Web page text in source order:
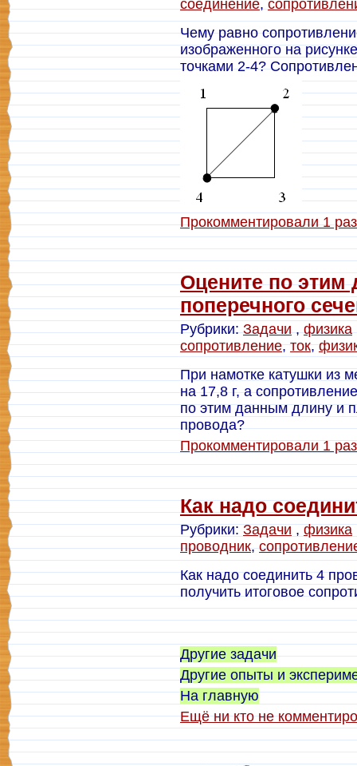
соединение,
Чему равно
изображенного на
точками 2-4?
Прокомментировали 1 раз
Оцените по
поперечного
Рубрики:Задачи,физика
сопротивление,ток,
При намотке катушки из
на 17,8 г, а
по этим данным длину и
провода?
Прокомментировали 1 раз
Как надо
Рубрики:Задачи,физика
проводник,
Как надо соединить 4
получить итоговое
Другие задачи
Другие опыты и
На главную
Ещё ни кто не